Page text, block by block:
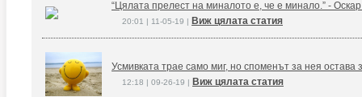
“Цялата прелест на миналото е, че е минало.” -
20:01 | 11-05-19 | Виж цялата статия
Усмивката трае само миг, но споменът за нея остава
12:18 | 09-26-19 | Виж цялата статия